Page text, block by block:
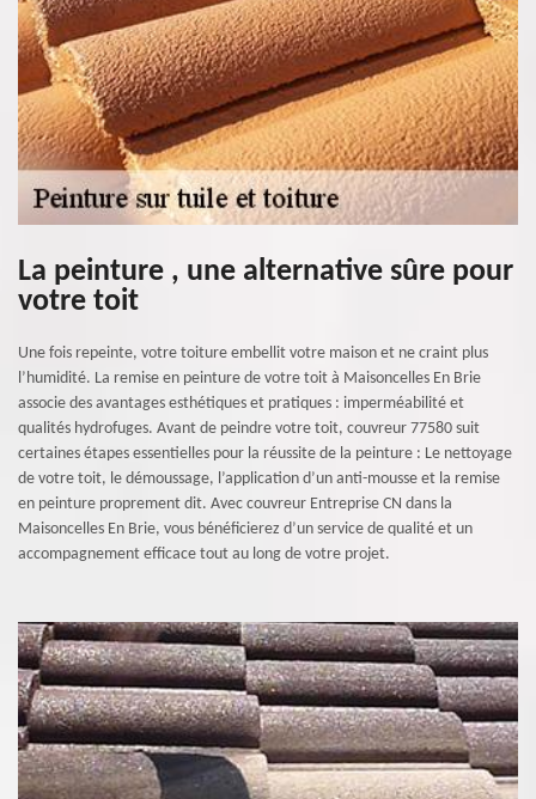
La peinture , une alternative sûre pour
votre toit
Une fois repeinte, votre toiture embellit votre maison et ne craint plus
l’humidité. La remise en peinture de votre toit à Maisoncelles En Brie
associe des avantages esthétiques et pratiques : imperméabilité et
qualités hydrofuges. Avant de peindre votre toit, couvreur 77580 suit
certaines étapes essentielles pour la réussite de la peinture : Le nettoyage
de votre toit, le démoussage, l’application d’un anti-mousse et la remise
en peinture proprement dit. Avec couvreur Entreprise CN dans la
Maisoncelles En Brie, vous bénéficierez d’un service de qualité et un
accompagnement efficace tout au long de votre projet.